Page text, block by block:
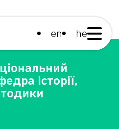
en he
історії,